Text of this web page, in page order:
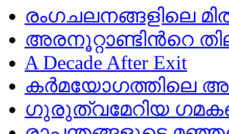
രംഗചലനങ്ങളിലെ
അരനൂറ്റാണ്ടിൻറെ
A Decade After Exit
കർമയോഗത്തിലെ
ഗുരുത്വമേറിയ